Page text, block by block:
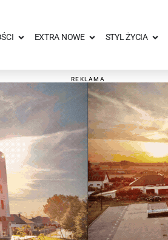
EXTRA NOWE STYL ŻYCIA
REKLAMA